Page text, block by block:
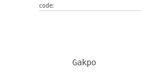
code:
Gakpo